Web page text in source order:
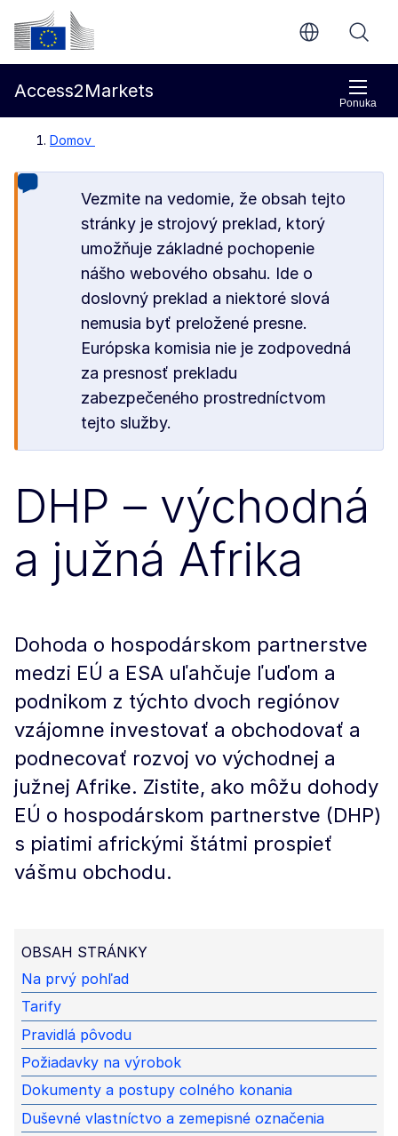
Prejsť na hlavný obsah
Európska komisia
Ponuka
Access2Markets
Domov
Vezmite na vedomie, že obsah tejto
stránky je strojový preklad, ktorý
umožňuje základné pochopenie
nášho webového obsahu. Ide o
doslovný preklad a niektoré slová
nemusia byť preložené presne.
Európska komisia nie je zodpovedná
za presnosť prekladu
zabezpečeného prostredníctvom
tejto služby.
DHP – východná
a južná Afrika
Dohoda o hospodárskom partnerstve
medzi EÚ a ESA uľahčuje ľuďom a
podnikom z týchto dvoch regiónov
vzájomne investovať a obchodovať a
podnecovať rozvoj vo východnej a
južnej Afrike. Zistite, ako môžu dohody
EÚ o hospodárskom partnerstve (DHP)
s piatimi africkými štátmi prospieť
vášmu obchodu.
OBSAH STRÁNKY
Na prvý pohľad
Tarify
Pravidlá pôvodu
Požiadavky na výrobok
Dokumenty a postupy colného konania
Duševné vlastníctvo a zemepisné označenia